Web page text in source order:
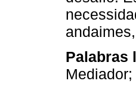
Palabras